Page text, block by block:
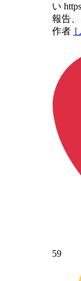
い
報告
作者 し
59